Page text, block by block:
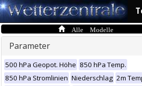
Alle Modelle
Parameter
500 hPa Geopot. Höhe 850 hPa Temp.
850 hPa Stromlinien Niederschlag 2m